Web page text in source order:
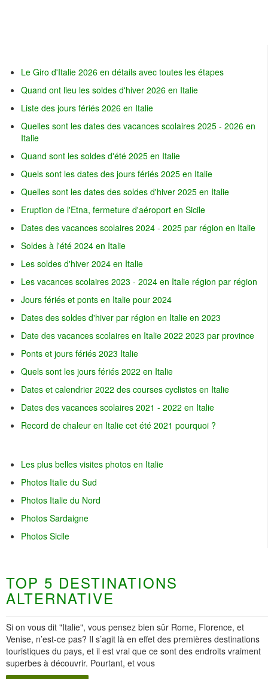
Le Giro d'Italie 2026 en détails avec toutes les étapes
Quand ont lieu les soldes d'hiver 2026 en Italie
Liste des jours fériés 2026 en Italie
Quelles sont les dates des vacances scolaires 2025 - 2026 en
Italie
Quand sont les soldes d'été 2025 en Italie
Quels sont les dates des jours fériés 2025 en Italie
Quelles sont les dates des soldes d'hiver 2025 en Italie
Eruption de l'Etna, fermeture d'aéroport en Sicile
Dates des vacances scolaires 2024 - 2025 par région en Italie
Soldes à l'été 2024 en Italie
Les soldes d'hiver 2024 en Italie
Les vacances scolaires 2023 - 2024 en Italie région par région
Jours fériés et ponts en Italie pour 2024
Dates des soldes d'hiver par région en Italie en 2023
Date des vacances scolaires en Italie 2022 2023 par province
Ponts et jours fériés 2023 Italie
Quels sont les jours fériés 2022 en Italie
Dates et calendrier 2022 des courses cyclistes en Italie
Dates des vacances scolaires 2021 - 2022 en Italie
Record de chaleur en Italie cet été 2021 pourquoi ?
Les plus belles visites photos en Italie
Photos Italie du Sud
Photos Italie du Nord
Photos Sardaigne
Photos Sicile
TOP 5 DESTINATIONS
ALTERNATIVE
Si on vous dit "Italie", vous pensez bien sûr Rome, Florence, et
Venise, n’est-ce pas? Il s’agit là en effet des premières destinations
touristiques du pays, et il est vrai que ce sont des endroits vraiment
superbes à découvrir. Pourtant, et vous